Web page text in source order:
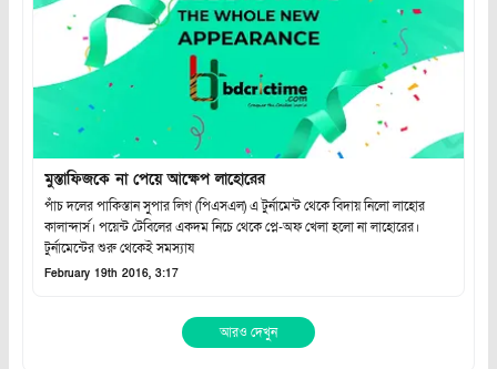
মুস্তাফিজকে না পেয়ে আক্ষেপ লাহোরের
পাঁচ দলের পাকিস্তান সুপার লিগ (পিএসএল) এ টুর্নামেন্ট থেকে বিদায় নিলো লাহোর
কালান্দার্স। পয়েন্ট টেবিলের একদম নিচে থেকে প্লে-অফ খেলা হলো না লাহোরের।
টুর্নামেন্টের শুরু থেকেই সমস্যায
February 19th 2016, 3:17
আরও দেখুন